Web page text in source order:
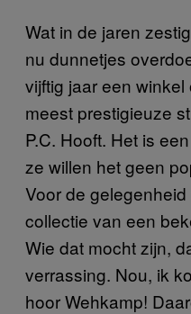
Wat in de jaren
nu dunnetjes
vijftig jaar een
meest prestigieuze
P.C. Hooft. Het is
ze willen het geen
Voor de
collectie van een
Wie dat mocht zijn,
verrassing. Nou, ik
hoor Wehkamp!